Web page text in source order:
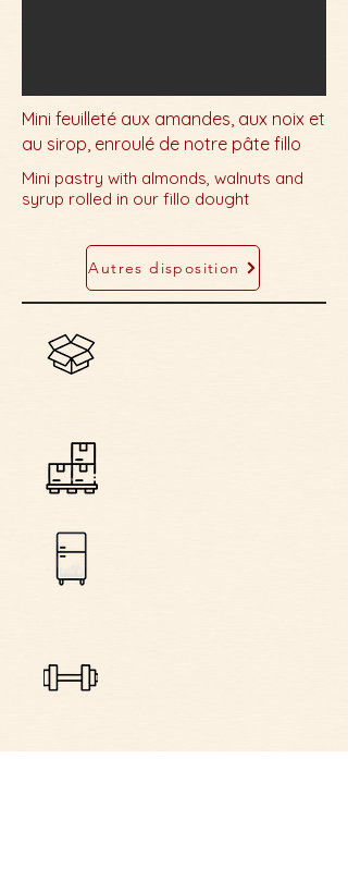
Mini feuilleté aux amandes, aux noix et
au sirop, enroulé de notre pâte fillo
Mini pastry with almonds, walnuts and
syrup rolled in our fillo dought
Autres disposition